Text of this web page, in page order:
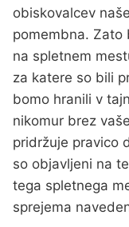
obiskovalcev
pomembna. Zato
na spletnem
za katere so bili
bomo hranili v
nikomur brez
pridržuje pravico
so objavljeni na
tega spletnega
sprejema